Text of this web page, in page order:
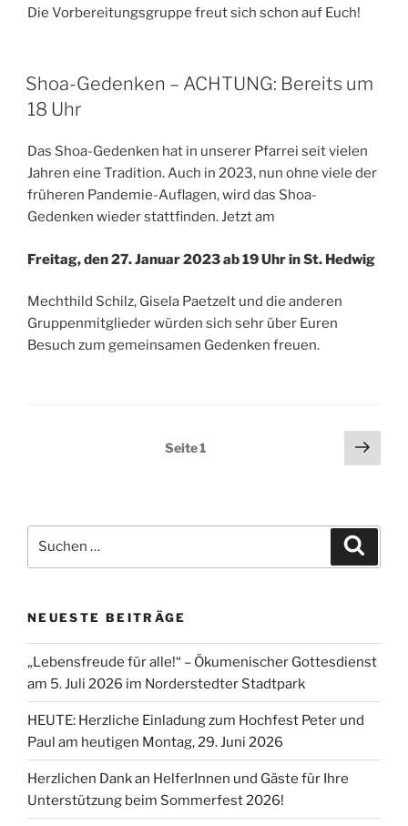
Die Vorbereitungsgruppe freut sich schon auf Euch!
Shoa-Gedenken – ACHTUNG: Bereits um
18 Uhr
Das Shoa-Gedenken hat in unserer Pfarrei seit vielen
Jahren eine Tradition. Auch in 2023, nun ohne viele der
früheren Pandemie-Auflagen, wird das Shoa-
Gedenken wieder stattfinden. Jetzt am
Freitag, den 27. Januar 2023 ab 19 Uhr in St. Hedwig
Mechthild Schilz, Gisela Paetzelt und die anderen
Gruppenmitglieder würden sich sehr über Euren
Besuch zum gemeinsamen Gedenken freuen.
Seitennummerierung
Seite1
nach:
NEUESTE BEITRÄGE
„Lebensfreude für alle!“ – Ökumenischer Gottesdienst
am 5. Juli 2026 im Norderstedter Stadtpark
HEUTE: Herzliche Einladung zum Hochfest Peter und
Paul am heutigen Montag, 29. Juni 2026
Herzlichen Dank an HelferInnen und Gäste für Ihre
Unterstützung beim Sommerfest 2026!